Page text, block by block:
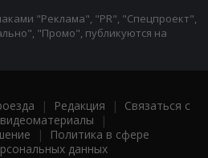
"Реклама", "PR", "Спецпроект",
"Промо", публикуются на
| Редакция | Связаться с
|
|
Политика в сфере
данных